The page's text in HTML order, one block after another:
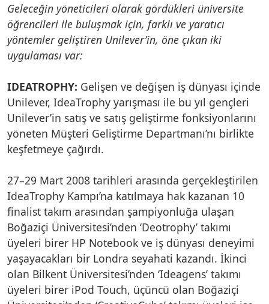
Geleceğin yöneticileri olarak gördükleri üniversite
öğrencileri ile buluşmak için, farklı ve yaratıcı
yöntemler geliştiren Unilever’in, öne çıkan iki
uygulaması var:
IDEATROPHY: Gelişen ve değişen iş dünyası içinde
Unilever, IdeaTrophy yarışması ile bu yıl gençleri
Unilever’in satış ve satış geliştirme fonksiyonlarını
yöneten Müşteri Geliştirme Departmanı’nı birlikte
keşfetmeye çağırdı.
27–29 Mart 2008 tarihleri arasında gerçekleştirilen
IdeaTrophy Kampı’na katılmaya hak kazanan 10
finalist takım arasından şampiyonluğa ulaşan
Boğaziçi Üniversitesi’nden ‘Deotrophy’ takımı
üyeleri birer HP Notebook ve iş dünyası deneyimi
yaşayacakları bir Londra seyahati kazandı. İkinci
olan Bilkent Üniversitesi’nden ‘Ideagens’ takımı
üyeleri birer iPod Touch, üçüncü olan Boğaziçi